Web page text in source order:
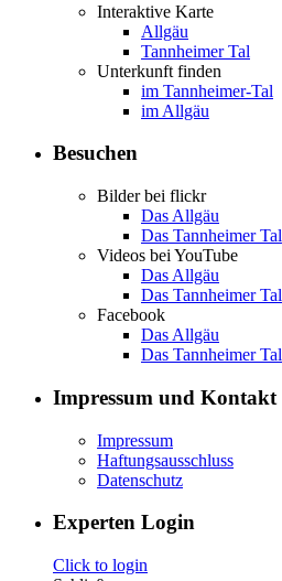
Interaktive Karte
Allgäu
Tannheimer Tal
Unterkunft finden
im Tannheimer-Tal
im Allgäu
Besuchen
Bilder bei flickr
Das Allgäu
Das Tannheimer Tal
Videos bei YouTube
Das Allgäu
Das Tannheimer Tal
Facebook
Das Allgäu
Das Tannheimer Tal
Impressum und Kontakt
Impressum
Haftungsausschluss
Datenschutz
Experten Login
Click to login